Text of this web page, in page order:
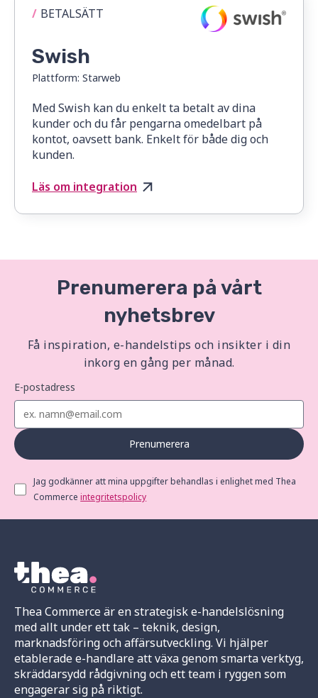
/ BETALSÄTT
Swish
Plattform: Starweb
Med Swish kan du enkelt ta betalt av dina
kunder och du får pengarna omedelbart på
kontot, oavsett bank. Enkelt för både dig och
kunden.
Läs om integration
Prenumerera på vårt
nyhetsbrev
Få inspiration, e-handelstips och insikter i din
inkorg en gång per månad.
E-postadress
Prenumerera
Jag godkänner att mina uppgifter behandlas i enlighet med Thea
Commerceintegritetspolicy
Thea Commerce är en strategisk e-handelslösning
med allt under ett tak – teknik, design,
marknadsföring och affärsutveckling. Vi hjälper
etablerade e-handlare att växa genom smarta verktyg,
skräddarsydd rådgivning och ett team i ryggen som
engagerar sig på riktigt.